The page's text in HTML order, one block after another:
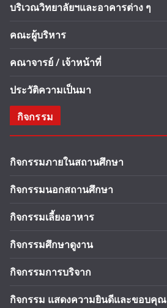
บริเวณวิทยาลัยฯและอาคารต่าง ๆ
คณะผู้บริหาร
คณาจารย์ / เจ้าหน้าที่
ประวัติความเป็นมา
กิจกรรม
กิจกรรมภายในสถานศึกษา
กิจกรรมนอกสถานศึกษา
กิจกรรมเลี้ยงอาหาร
กิจกรรมศึกษาดูงาน
กิจกรรมการบริจาก
กิจกรรม แสดงความยินดีและขอบคุณ